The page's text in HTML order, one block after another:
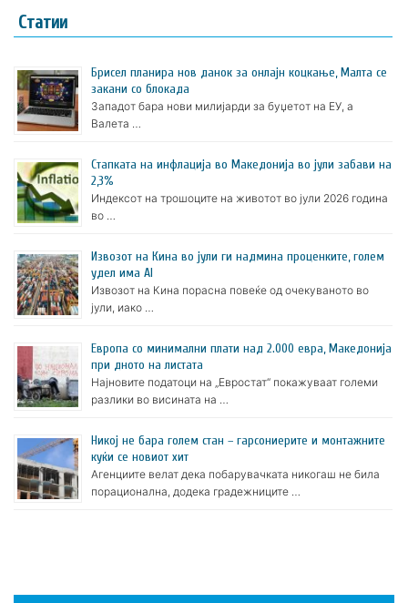
Статии
Брисел планира нов данок за онлајн коцкање, Малта се
закани со блокада
Западот бара нови милијарди за буџетот на ЕУ, а
Валета …
Стапката на инфлација во Македонија во јули забави на
2,3%
Индексот на трошоците на животот во јули 2026 година
во …
Извозот на Кина во јули ги надмина проценките, голем
удел има AI
Извозот на Кина порасна повеќе од очекуваното во
јули, иако …
Европа со минимални плати над 2.000 евра, Македонија
при дното на листата
Најновите податоци на „Евростат“ покажуваат големи
разлики во висината на …
Никој не бара голем стан – гарсониерите и монтажните
куќи се новиот хит
Агенциите велат дека побарувачката никогаш не била
порационална, додека градежниците …